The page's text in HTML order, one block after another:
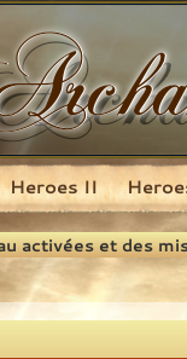
Heroes II
activées et des